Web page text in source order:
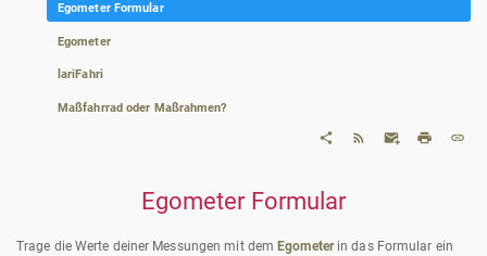
Egometer Formular
Egometer
lariFahri
Maßfahrrad oder Maßrahmen?
Egometer Formular
Trage die Werte deiner Messungen mit dem Egometerin das Formular ein